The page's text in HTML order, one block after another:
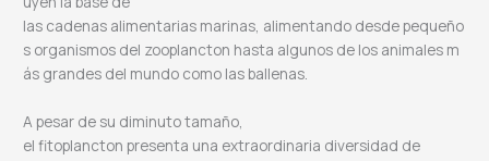
las cadenas alimentarias marinas, alimentando desde pequeño
s organismos del zooplancton hasta algunos de los animales m
ás grandes del mundo como las ballenas.
A pesar de su diminuto tamaño,
el fitoplancton presenta una extraordinaria diversidad de